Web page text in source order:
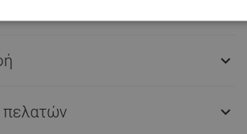

πελατών 